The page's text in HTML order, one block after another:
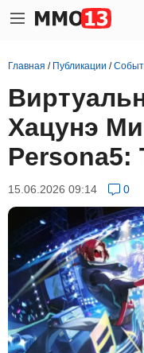
Главная / Публикации /
Хацунэ
Persona5:
15.06.2026 09:14 0